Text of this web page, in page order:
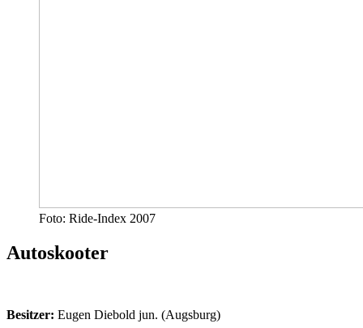
Foto: Ride-Index 2007
Autoskooter
Besitzer: Eugen Diebold jun. (Augsburg)